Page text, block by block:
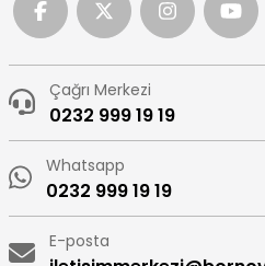
Çağrı Merkezi
0232 999 19 19
Whatsapp
0232 999 19 19
E-posta